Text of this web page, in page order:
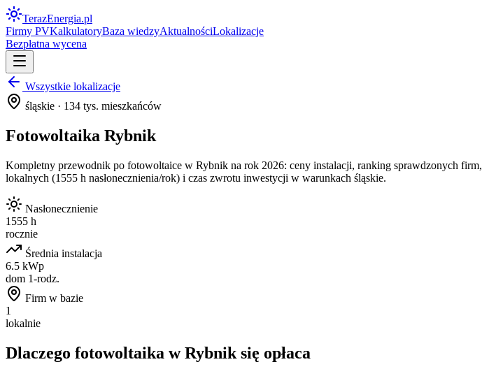
TerazEnergia.pl
Firmy PVKalkulatoryBaza wiedzyAktualnościLokalizacje
Bezpłatna wycena
Wszystkie lokalizacje
śląskie · 134 tys. mieszkańców
Fotowoltaika Rybnik
Kompletny przewodnik po fotowoltaice w Rybnik na rok 2026: ceny instalacji, ranking sprawdzonych
lokalnych (1555 h nasłonecznienia/rok) i czas zwrotu inwestycji w warunkach śląskie.
Nasłonecznienie
1555 h
rocznie
Średnia instalacja
6.5 kWp
dom 1-rodz.
Firm w bazie
1
lokalnie
Dlaczego fotowoltaika wRybnik się opłaca